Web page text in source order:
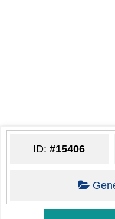
ID:#15406